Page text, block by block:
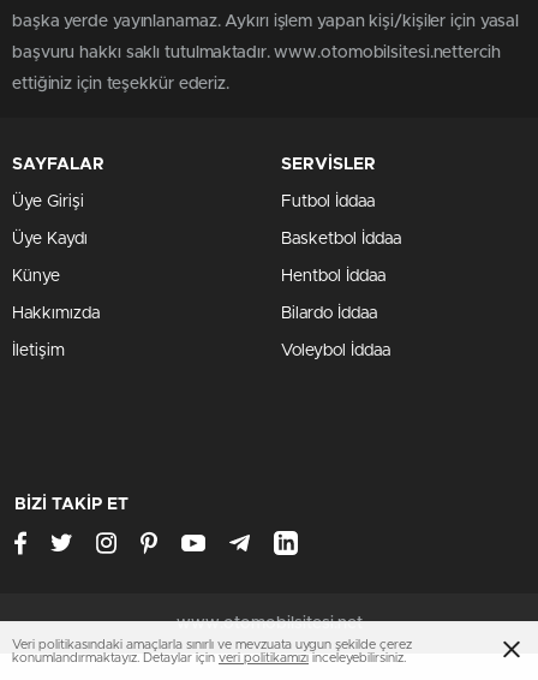
başka yerde yayınlanamaz. Aykırı işlem yapan kişi/kişiler için yasal
başvuru hakkı saklı tutulmaktadır. www.otomobilsitesi.nettercih
ettiğiniz için teşekkür ederiz.
SAYFALAR
Üye Girişi
Üye Kaydı
Künye
Hakkımızda
İletişim
SERVİSLER
Futbol İddaa
Basketbol İddaa
Hentbol İddaa
Bilardo İddaa
Voleybol İddaa
BİZİ TAKİP ET
www.otomobilsitesi.net
Veri politikasındaki amaçlarla sınırlı ve mevzuata uygun şekilde çerez
konumlandırmaktayız. Detaylar için veri politikamızı inceleyebilirsiniz.